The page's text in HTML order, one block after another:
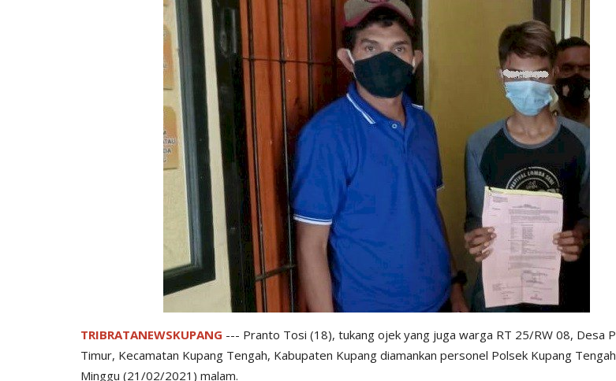
TRIBRATANEWSKUPANG --- Pranto Tosi (18), tukang ojek yang juga warga RT 25/RW 08, Desa
Timur, Kecamatan Kupang Tengah, Kabupaten Kupang diamankan personel Polsek Kupang
Minggu (21/02/2021) malam.